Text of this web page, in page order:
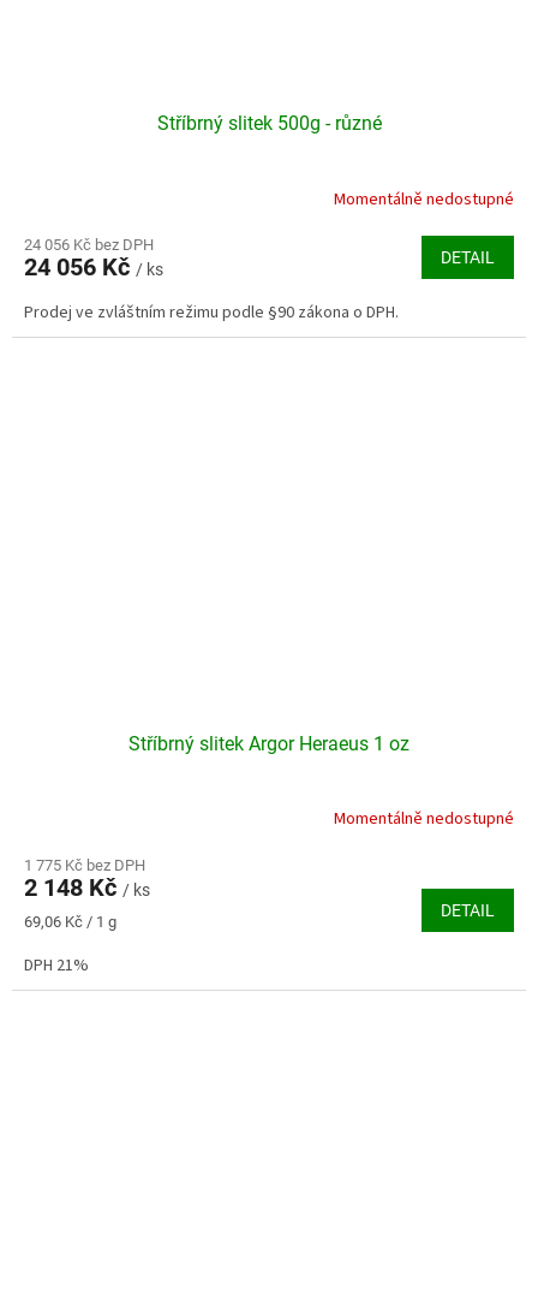
Stříbrný slitek 500g - různé
produktu
je
z
5
Momentálně nedostupné
24 056 Kč bez DPH
24 056 Kč / ks
DETAIL
Prodej ve zvláštním režimu podle §90 zákona o DPH.
Stříbrný slitek Argor Heraeus 1 oz
Momentálně nedostupné
1 775 Kč bez DPH
2 148 Kč / ks
Měrná
69,06 Kč / 1 g
DETAIL
DPH 21%